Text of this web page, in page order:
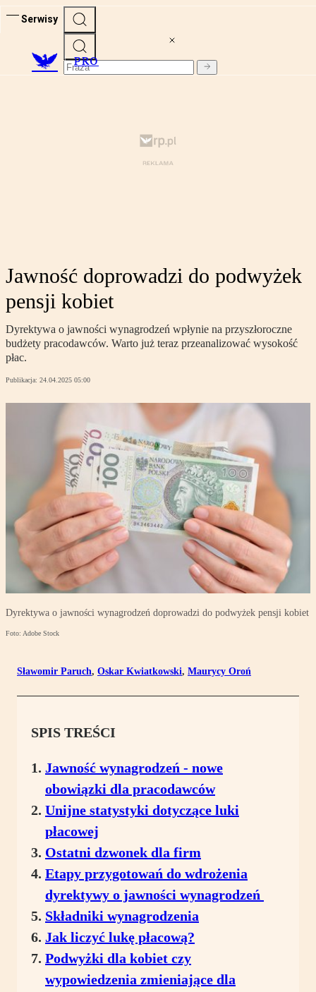
Serwisy
PRO
Jawność doprowadzi do podwyżek
pensji kobiet
Dyrektywa o jawności wynagrodzeń wpłynie na przyszłoroczne
budżety pracodawców. Warto już teraz przeanalizować wysokość
płac.
Publikacja: 24.04.2025 05:00
Dyrektywa o jawności wynagrodzeń doprowadzi do podwyżek pensji kobiet
Foto: Adobe Stock
Sławomir Paruch, Oskar Kwiatkowski, Maurycy Oroń
SPIS TREŚCI
Jawność wynagrodzeń - nowe
obowiązki dla pracodawców
Unijne statystyki dotyczące luki
płacowej
Ostatni dzwonek dla firm
Etapy przygotowań do wdrożenia
dyrektywy o jawności wynagrodzeń
Składniki wynagrodzenia
Jak liczyć lukę płacową?
Podwyżki dla kobiet czy
wypowiedzenia zmieniające dla